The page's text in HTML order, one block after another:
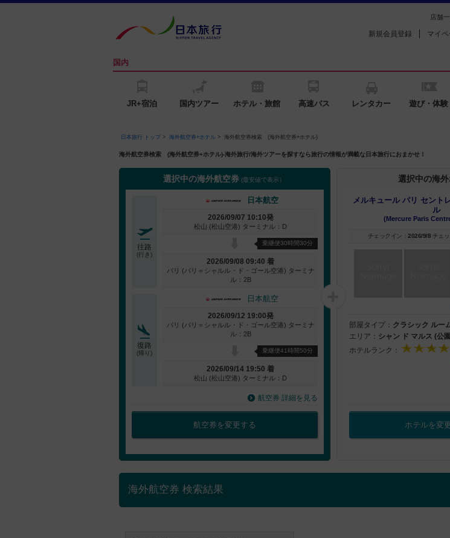
店舗
新規会員登録 マイ
国内
JR+宿泊 国内ツアー ホテル・旅館 高速バス レンタカー 遊び・体験
日本旅行 トップ > 海外航空券+ホテル> 海外航空券検索 (海外航空券+ホテル)
海外航空券検索 (海外航空券+ホテル)-海外旅行/海外ツアーを探すなら旅行の情報が満載な日本旅行におまかせ！
選択中の海外航空券 (最安値で表示）
往路
(行き)
日本航空
2026/09/07 10:10発
松山 (松山空港) ターミナル：D
乗継便30時間30分
2026/09/08 09:40 着
パリ (パリ＝シャルル・ド・ゴール空港) ターミナ
ル：2B
復路
(帰り)
日本航空
2026/09/12 19:00発
パリ (パリ＝シャルル・ド・ゴール空港) ターミナ
ル：2B
乗継便41時間50分
2026/09/14 19:50 着
松山 (松山空港) ターミナル：D
航空券 詳細を見る
航空券を変更する
選択中の海
メルキュール パリ セント
ル
(Mercure Paris
チェックイン：2026/9/8 チェ
部屋タイプ： クラシック ルー
エリア： シャン ド マルス (公
ホテルランク：
ホテルを変
海外航空券 検索結果